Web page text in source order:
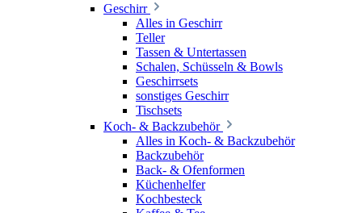
Geschirr
Alles in Geschirr
Teller
Tassen & Untertassen
Schalen, Schüsseln & Bowls
Geschirrsets
sonstiges Geschirr
Tischsets
Koch- & Backzubehör
Alles in Koch- & Backzubehör
Backzubehör
Back- & Ofenformen
Küchenhelfer
Kochbesteck